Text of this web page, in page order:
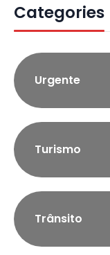
Categories
Urgente
Turismo
Trânsito